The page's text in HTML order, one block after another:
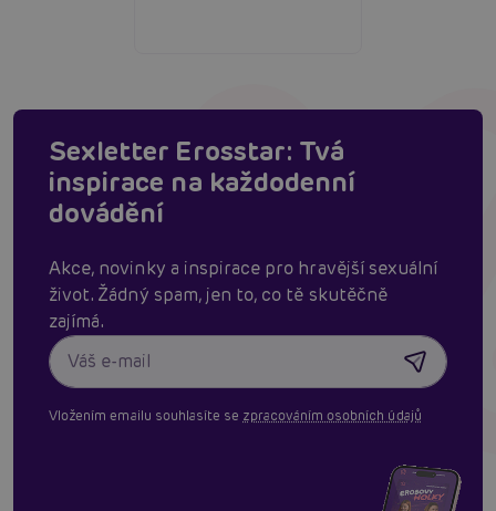
Sexletter Erosstar: Tvá
inspirace na každodenní
dovádění
Akce, novinky a inspirace pro hravější sexuální
život. Žádný spam, jen to, co tě skutěčně
zajímá.
Vložením emailu souhlasíte se zpracováním osobních údajů